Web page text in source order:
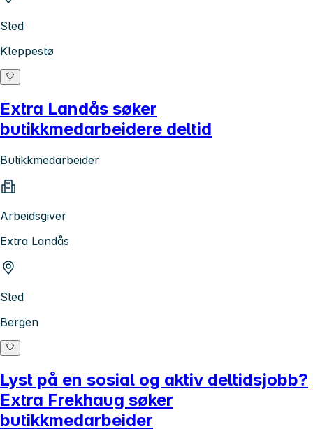
Sted
Kleppestø
Extra Landås søker
butikkmedarbeidere deltid
Butikkmedarbeider
Arbeidsgiver
Extra Landås
Sted
Bergen
Lyst på en sosial og aktiv deltidsjobb?
Extra Frekhaug søker
butikkmedarbeider